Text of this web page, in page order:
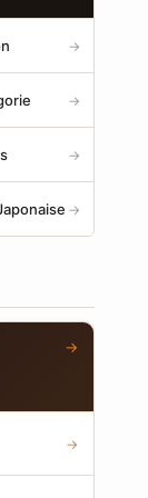
→
→
→
→
→
→